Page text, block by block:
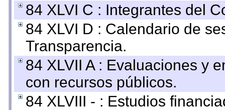
84 XLVI C : Integrantes del
84 XLVI D : Calendario de
Transparencia.
84 XLVII A : Evaluaciones y
con recursos públicos.
84 XLVIII - : Estudios